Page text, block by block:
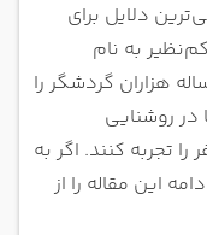
دلایل برای
به نام
هزاران گردشگر را
روشنایی
تجربه کنند. اگر به
این مقاله را از